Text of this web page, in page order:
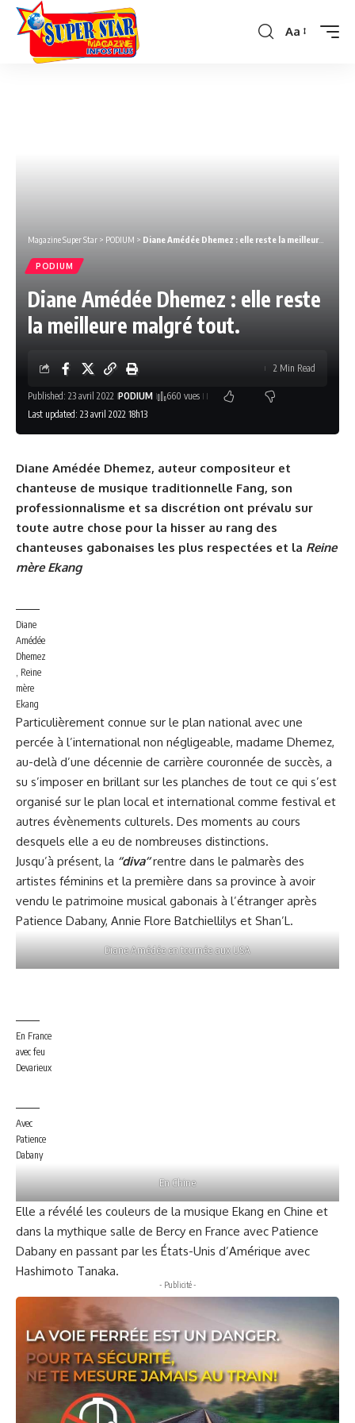
Font
Aa
Magazine Super Star > PODIUM > Diane Amédée Dhemez : elle reste la meilleure malgré tout.
PODIUM
Diane Amédée Dhemez : elle reste
la meilleure malgré tout.
Last updated: 23 avril 2022 18h13
Published: 23 avril 2022 PODIUM 660 vues
2 Min Read
Diane Amédée Dhemez, auteur compositeur et
chanteuse de musique traditionnelle Fang, son
professionnalisme et sa discrétion ont prévalu sur
toute autre chose pour la hisser au rang des
chanteuses gabonaises les plus respectées et la Reine
mère Ekang
Diane
Amédée
Dhemez
, Reine
mère
Ekang
Particulièrement connue sur le plan national avec une
percée à l’international non négligeable, madame Dhemez,
au-delà d’une décennie de carrière couronnée de succès, a
su s’imposer en brillant sur les planches de tout ce qui s’est
organisé sur le plan local et international comme festival et
autres évènements culturels. Des moments au cours
desquels elle a eu de nombreuses distinctions.
Jusqu’à présent, la ‘’diva’’rentre dans le palmarès des
artistes féminins et la première dans sa province à avoir
vendu le patrimoine musical gabonais à l’étranger après
Patience Dabany, Annie Flore Batchiellilys et Shan’L.
Diane Amédée en tournée aux USA
En France
avec feu
Devarieux
Avec
Patience
Dabany
En Chine
Elle a révélé les couleurs de la musique Ekang en Chine et
dans la mythique salle de Bercy en France avec Patience
Dabany en passant par les États-Unis d’Amérique avec
Hashimoto Tanaka.
- Publicité -